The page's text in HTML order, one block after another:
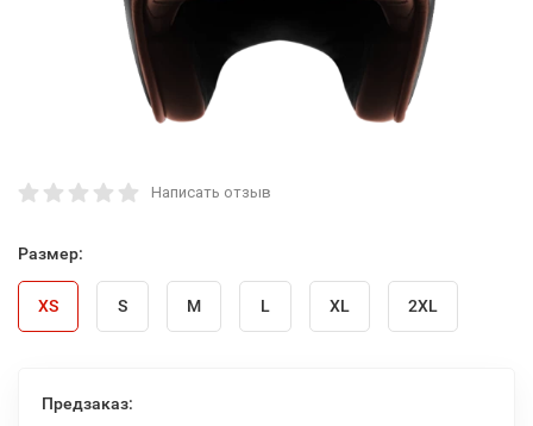
Написать отзыв
Размер:
XS S M L XL 2XL
Предзаказ: